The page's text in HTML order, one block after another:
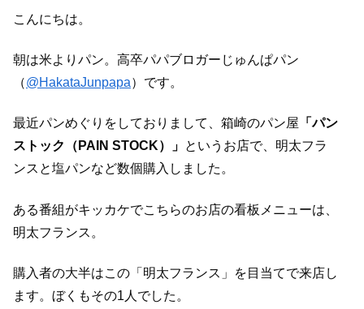
こんにちは。
朝は米よりパン。高卒パパブロガーじゅんぱパン
（@HakataJunpapa）です。
最近パンめぐりをしておりまして、箱崎のパン屋 「パン
ストック（PAIN STOCK）」 というお店で、明太フラ
ンスと塩パンなど数個購入しました。
ある番組がキッカケでこちらのお店の看板メニューは、
明太フランス。
購入者の大半はこの「明太フランス」を目当てで来店し
ます。ぼくもその1人でした。